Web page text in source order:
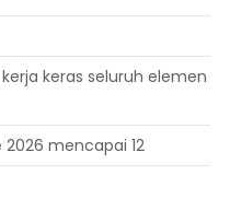
keras seluruh elemen
mencapai 12